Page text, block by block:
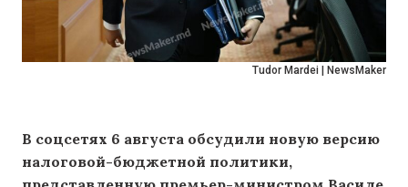
Tudor Mardei | NewsMaker
В соцсетях 6 августа обсудили новую версию
налоговой-бюджетной политики,